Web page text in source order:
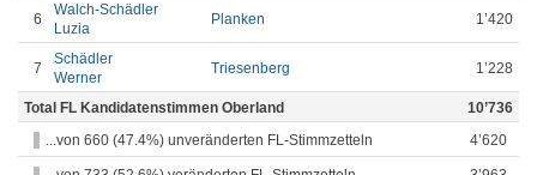
6
Walch-Schädler
Luzia
Planken 1’420
7
Schädler
Werner
Triesenberg 1’228
Total FL Kandidatenstimmen Oberland
10’736
...von 660 (47.4%) unveränderten FL-Stimmzetteln
4’620